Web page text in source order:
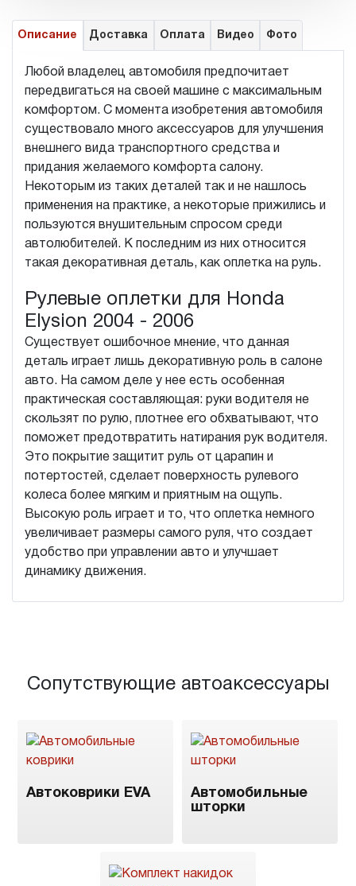
Описание Доставка Оплата Видео Фото
Любой владелец автомобиля предпочитает
передвигаться на своей машине с максимальным
комфортом. С момента изобретения автомобиля
существовало много аксессуаров для улучшения
внешнего вида транспортного средства и
придания желаемого комфорта салону.
Некоторым из таких деталей так и не нашлось
применения на практике, а некоторые прижились и
пользуются внушительным спросом среди
автолюбителей. К последним из них относится
такая декоративная деталь, как оплетка на руль.
Рулевые оплетки для Honda
Elysion 2004 - 2006
Существует ошибочное мнение, что данная
деталь играет лишь декоративную роль в салоне
авто. На самом деле у нее есть особенная
практическая составляющая: руки водителя не
скользят по рулю, плотнее его обхватывают, что
поможет предотвратить натирания рук водителя.
Это покрытие защитит руль от царапин и
потертостей, сделает поверхность рулевого
колеса более мягким и приятным на ощупь.
Высокую роль играет и то, что оплетка немного
увеличивает размеры самого руля, что создает
удобство при управлении авто и улучшает
динамику движения.
Сопутствующие автоаксессуары
Автоковрики EVA
Автомобильные
шторки